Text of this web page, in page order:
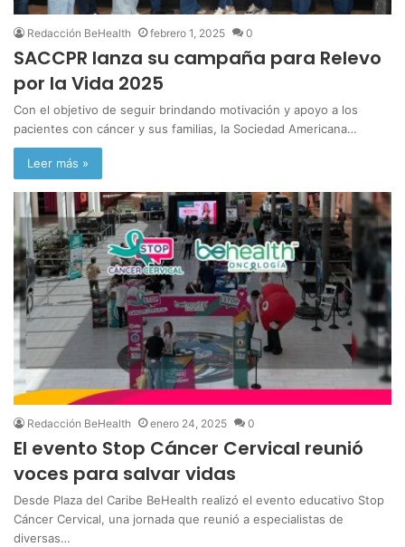
Redacción BeHealth febrero 1, 2025 0
SACCPR lanza su campaña para Relevo
por la Vida 2025
Con el objetivo de seguir brindando motivación y apoyo a los
pacientes con cáncer y sus familias, la Sociedad Americana…
Leer más »
Redacción BeHealth enero 24, 2025 0
El evento Stop Cáncer Cervical reunió
voces para salvar vidas
Desde Plaza del Caribe BeHealth realizó el evento educativo Stop
Cáncer Cervical, una jornada que reunió a especialistas de
diversas…